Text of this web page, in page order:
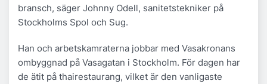
bransch, säger Johnny Odell, sanitetstekniker på
Stockholms Spol och Sug.
Han och arbetskamraterna jobbar med Vasakronans
ombyggnad på Vasagatan i Stockholm. För dagen har
de ätit på thairestaurang, vilket är den vanligaste